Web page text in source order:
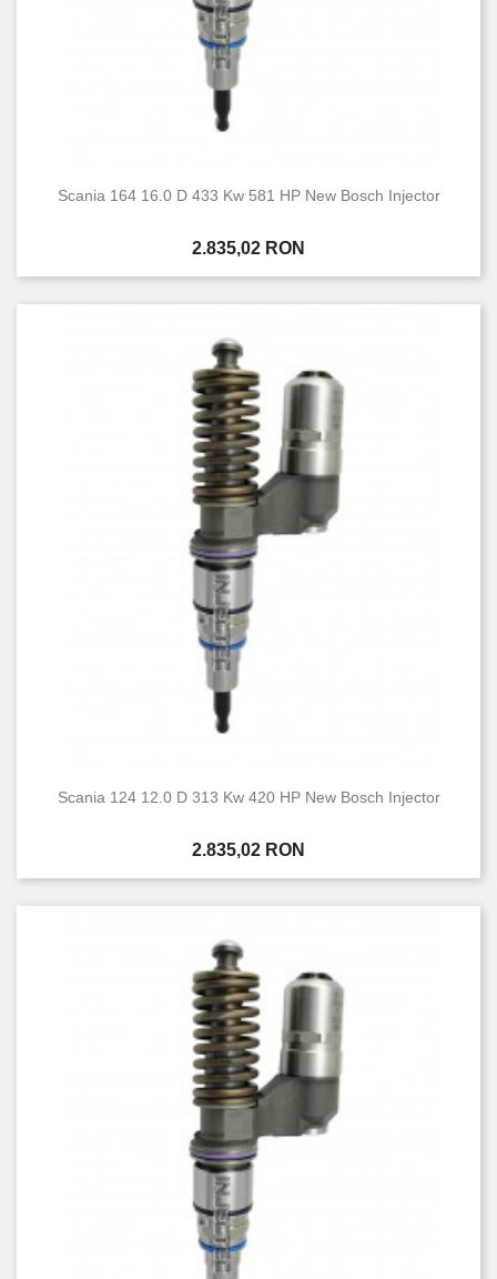
Scania 164 16.0 D 433 Kw 581 HP New Bosch Injector
Pret
2.835,02 RON
Scania 124 12.0 D 313 Kw 420 HP New Bosch Injector
Pret
2.835,02 RON